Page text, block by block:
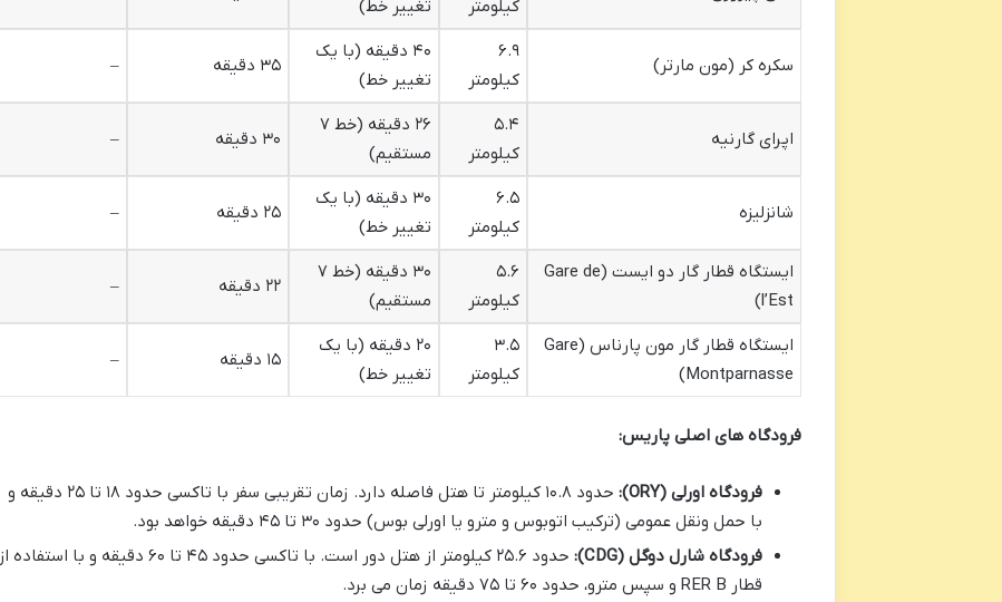
کیلومتر
تغییر خط)
سکره کر (مون مارتر)
۶.۹
کیلومتر
۴۰ دقیقه (با یک
تغییر خط)
۳۵ دقیقه –
اپرای گارنیه
۵.۴
کیلومتر
۲۶ دقیقه (خط ۷
مستقیم)
۳۰ دقیقه –
شانزلیزه
۶.۵
کیلومتر
۳۰ دقیقه (با یک
تغییر خط)
۲۵ دقیقه –
ایستگاه قطار گار دو ایست (Gare de
l’Est)
۵.۶
کیلومتر
۳۰ دقیقه (خط ۷
مستقیم)
۲۲ دقیقه –
ایستگاه قطار گار مون پارناس (Gare
Montparnasse)
۳.۵
کیلومتر
۲۰ دقیقه (با یک
تغییر خط)
۱۵ دقیقه –
فرودگاه های اصلی پاریس:
فرودگاه اورلی (ORY):
حدود ۱۰.۸ کیلومتر تا هتل فاصله دارد. زمان تقریبی سفر با تاکسی حدود ۱۸ تا ۲۵ دقیقه و
با حمل ونقل عمومی (ترکیب اتوبوس و مترو یا اورلی بوس) حدود ۳۰ تا ۴۵ دقیقه خواهد بود.
فرودگاه شارل دوگل (CDG):
حدود ۲۵.۶ کیلومتر از هتل دور است. با تاکسی حدود ۴۵ تا ۶۰ دقیقه و با استفاده از
قطار RER B و سپس مترو، حدود ۶۰ تا ۷۵ دقیقه زمان می برد.